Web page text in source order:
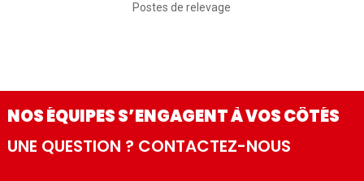
Postes de relevage
NOS ÉQUIPES S’ENGAGENT À VOS CÔTÉS
UNE QUESTION ? CONTACTEZ-NOUS